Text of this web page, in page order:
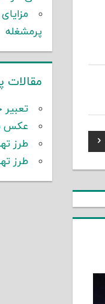
پرمشغله
مقالات
عکس
طرز
طرز